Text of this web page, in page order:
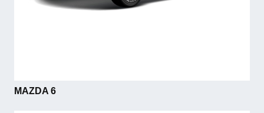
MAZDA 6